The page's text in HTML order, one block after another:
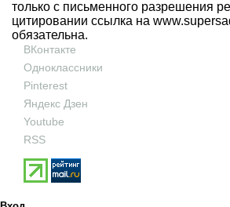
только с письменного разрешения
цитировании ссылка на
обязательна.
ВКонтакте
Одноклассники
Pinterest
Яндекс Дзен
Youtube
RSS